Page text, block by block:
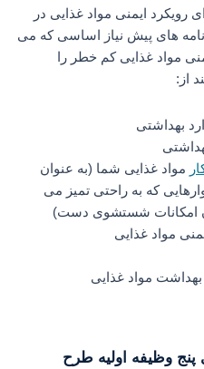
ایمنی مواد غذایی در
های پیش نیاز اساسی که می
مواد غذایی کم خطر را
از:
بهداشتی
مواد غذایی شما (به عنوان
که به راحتی تمیز می
امکانات شستشوی دست)
مواد غذایی
مواد غذایی
2. اجرای پنج وظیفه اولیه طرح